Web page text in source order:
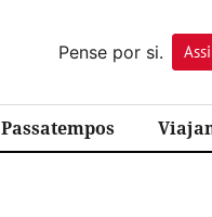
Pense por si.
Passatempos